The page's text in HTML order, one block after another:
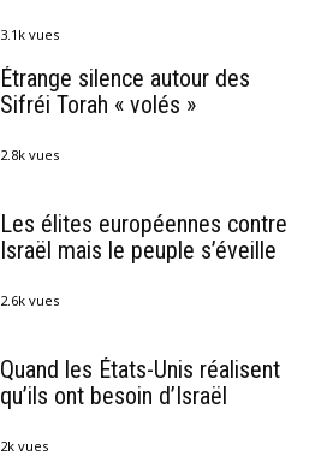
3.1k vues
Étrange silence autour des
Sifréi Torah « volés »
2.8k vues
Les élites européennes contre
Israël mais le peuple s’éveille
2.6k vues
Quand les États-Unis réalisent
qu’ils ont besoin d’Israël
2k vues